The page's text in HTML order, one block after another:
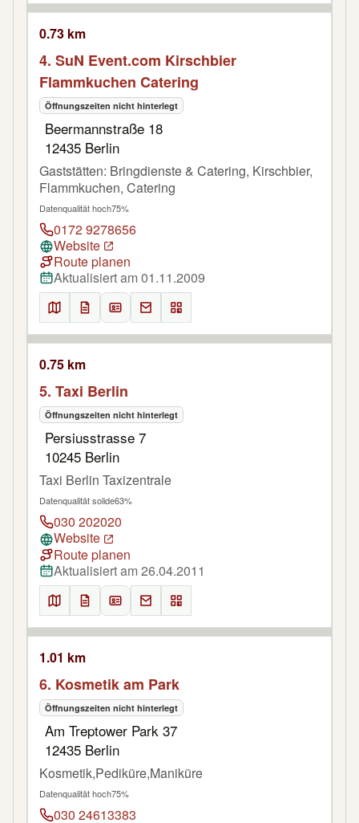
0.73 km
4. SuN Event.com Kirschbier
Flammkuchen Catering
Öffnungszeiten nicht hinterlegt
Beermannstraße 18
12435 Berlin
Gaststätten: Bringdienste & Catering, Kirschbier,
Flammkuchen, Catering
Datenqualität hoch75%
0172 9278656
Website
Route planen
Aktualisiert am 01.11.2009
0.75 km
5. Taxi Berlin
Öffnungszeiten nicht hinterlegt
Persiusstrasse 7
10245 Berlin
Taxi Berlin Taxizentrale
Datenqualität solide63%
030 202020
Website
Route planen
Aktualisiert am 26.04.2011
1.01 km
6. Kosmetik am Park
Öffnungszeiten nicht hinterlegt
Am Treptower Park 37
12435 Berlin
Kosmetik,Pediküre,Maniküre
Datenqualität hoch75%
030 24613383